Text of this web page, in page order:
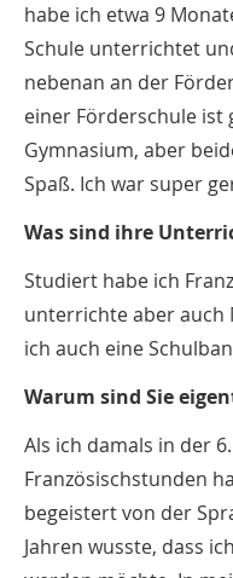
habe ich etwa 9
Schule unterrichtet
nebenan an der
einer Förderschule ist
Gymnasium, aber
Spaß. Ich war super
Was sind ihre
Studiert habe ich
unterrichte aber auch
ich auch eine
Warum sind Sie
Als ich damals in der
Französischstunden
begeistert von der
Jahren wusste, dass